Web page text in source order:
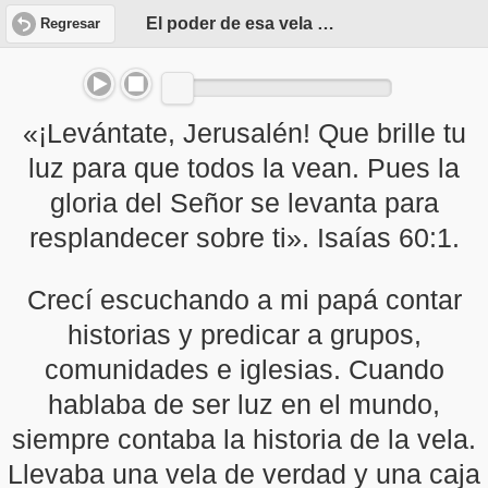
Regresar El poder de esa vela pequeña
«¡Levántate, Jerusalén! Que brille tu
luz para que todos la vean. Pues la
gloria del Señor se levanta para
resplandecer sobre ti». Isaías 60:1.
Crecí escuchando a mi papá contar
historias y predicar a grupos,
comunidades e iglesias. Cuando
hablaba de ser luz en el mundo,
siempre contaba la historia de la vela.
Llevaba una vela de verdad y una caja